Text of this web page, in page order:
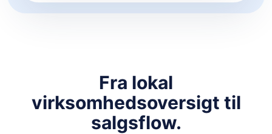
Fra lokal
virksomhedsoversigt til
salgsflow.